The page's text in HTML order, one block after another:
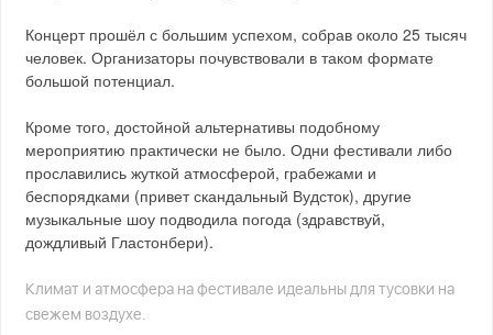
Концерт прошёл с большим успехом, собрав около 25 тысяч
человек. Организаторы почувствовали в таком формате
большой потенциал.
Кроме того, достойной альтернативы подобному
мероприятию практически не было. Одни фестивали либо
прославились жуткой атмосферой, грабежами и
беспорядками (привет скандальный Вудсток), другие
музыкальные шоу подводила погода (здравствуй,
дождливый Гластонбери).
Климат и атмосфера на фестивале идеальны для тусовки на
свежем воздухе.